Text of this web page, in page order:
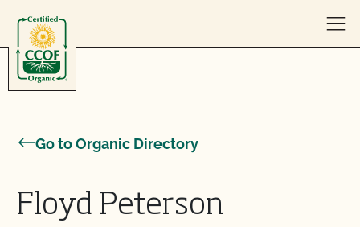
Go to Organic Directory
Floyd Peterson